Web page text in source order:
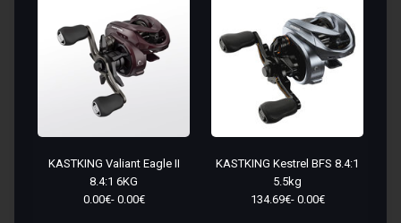
KASTKING Valiant Eagle II
8.4:1 6KG
0.00€- 0.00€
KASTKING Kestrel BFS 8.4:1
5.5kg
134.69€- 0.00€